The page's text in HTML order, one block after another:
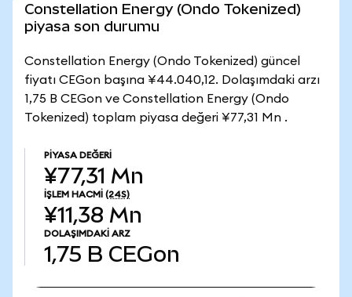
Constellation Energy (Ondo Tokenized)
piyasa son durumu
Constellation Energy (Ondo Tokenized) güncel
fiyatı CEGon başına ¥44.040,12. Dolaşımdaki arzı
1,75 B CEGon ve Constellation Energy (Ondo
Tokenized) toplam piyasa değeri ¥77,31 Mn .
PIYASA DEĞERI
¥77,31 Mn
İŞLEM HACMI (24S)
¥11,38 Mn
DOLAŞIMDAKI ARZ
1,75 B CEGon